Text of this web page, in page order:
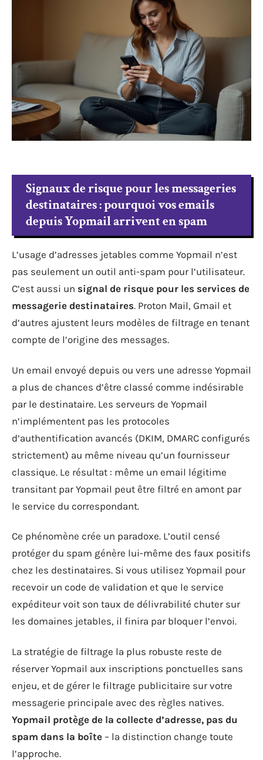
Signaux de risque pour les messageries
destinataires : pourquoi vos emails
depuis Yopmail arrivent en spam
L’usage d’adresses jetables comme Yopmail n’est
pas seulement un outil anti-spam pour l’utilisateur.
C’est aussi un signal de risque pour les services de
messagerie destinataires. Proton Mail, Gmail et
d’autres ajustent leurs modèles de filtrage en tenant
compte de l’origine des messages.
Un email envoyé depuis ou vers une adresse Yopmail
a plus de chances d’être classé comme indésirable
par le destinataire. Les serveurs de Yopmail
n’implémentent pas les protocoles
d’authentification avancés (DKIM, DMARC configurés
strictement) au même niveau qu’un fournisseur
classique. Le résultat : même un email légitime
transitant par Yopmail peut être filtré en amont par
le service du correspondant.
Ce phénomène crée un paradoxe. L’outil censé
protéger du spam génère lui-même des faux positifs
chez les destinataires. Si vous utilisez Yopmail pour
recevoir un code de validation et que le service
expéditeur voit son taux de délivrabilité chuter sur
les domaines jetables, il finira par bloquer l’envoi.
La stratégie de filtrage la plus robuste reste de
réserver Yopmail aux inscriptions ponctuelles sans
enjeu, et de gérer le filtrage publicitaire sur votre
messagerie principale avec des règles natives.
Yopmail protège de la collecte d’adresse, pas du
spam dans la boîte – la distinction change toute
l’approche.